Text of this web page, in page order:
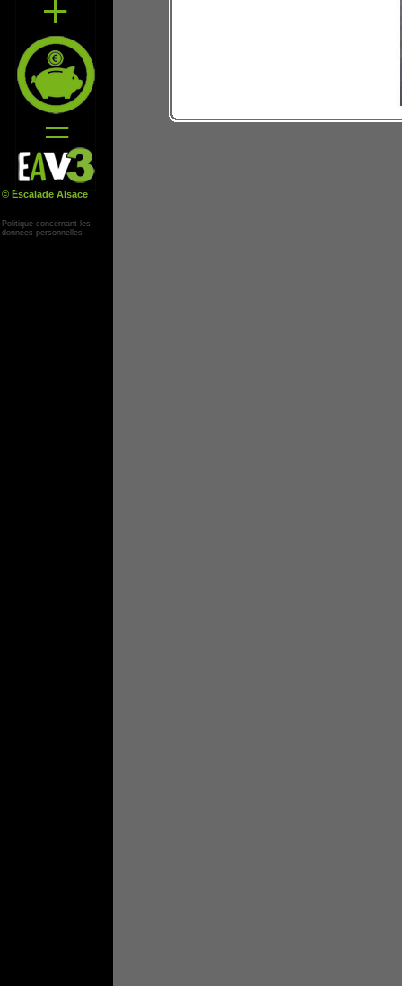
© Escalade Alsace
Politique concernant les
données personnelles